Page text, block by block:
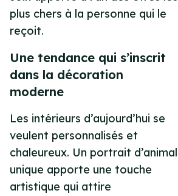
plus chers à la personne qui le
reçoit.
Une tendance qui s’inscrit
dans la décoration
moderne
Les intérieurs d’aujourd’hui se
veulent personnalisés et
chaleureux. Un portrait d’animal
unique apporte une touche
artistique qui attire